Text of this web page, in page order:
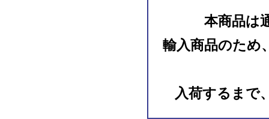
本商品は
輸入商品のため
入荷するまで